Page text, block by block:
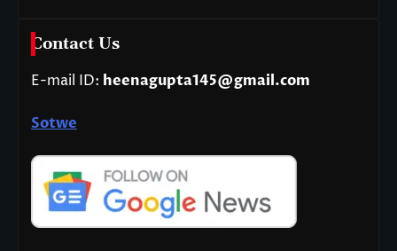
Contact Us
E-mail ID: heenagupta145@gmail.com
Sotwe